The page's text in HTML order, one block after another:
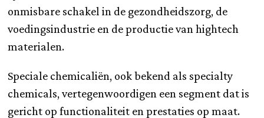
onmisbare schakel in de gezondheidszorg, de
voedingsindustrie en de productie van hightech
materialen.
Speciale chemicaliën, ook bekend als specialty
chemicals, vertegenwoordigen een segment dat is
gericht op functionaliteit en prestaties op maat.